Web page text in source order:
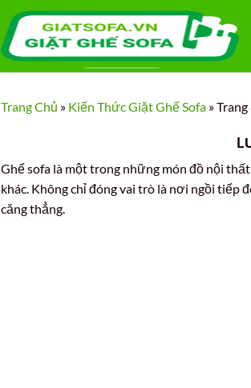
Trang Chủ » Kiến Thức Giặt Ghế Sofa »Trang
Ghế sofa là một trong những món đồ nội
khác. Không chỉ đóng vai trò là nơi ngồi tiếp
căng thẳng.